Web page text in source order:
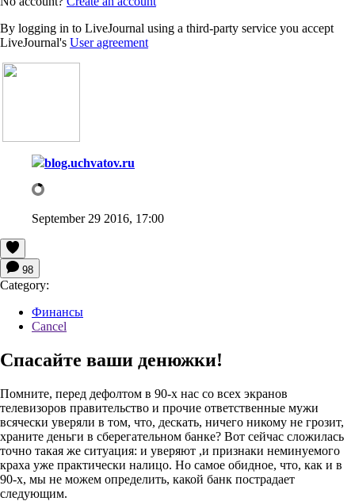
By logging in to LiveJournal using a third-party service you accept
LiveJournal's User agreement
blog.uchvatov.ru
September 29 2016, 17:00
98
Category:
Финансы
Cancel
Спасайте ваши денюжки!
Помните, перед дефолтом в 90-х нас со всех экранов
телевизоров правительство и прочие ответственные мужи
всячески уверяли в том, что, дескать, ничего никому не грозит,
храните деньги в сберегательном банке? Вот сейчас сложилась
точно такая же ситуация: и уверяют ,и признаки неминуемого
краха уже практически налицо. Но самое обидное, что, как и в
90-х, мы не можем определить, какой банк пострадает
следующим.